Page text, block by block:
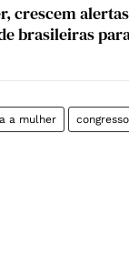
crescem
brasileiras
a mulher